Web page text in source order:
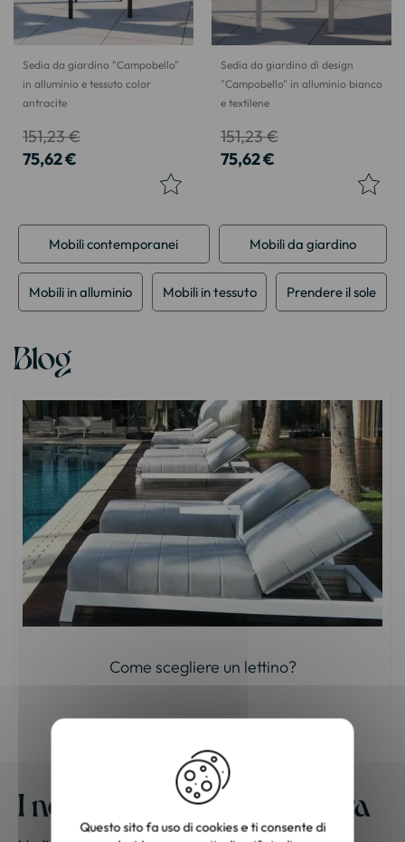
Sedia da giardino "Campobello"
in alluminio e tessuto color
antracite
75,62 €
151,23 €
Sedia da giardino di design
"Campobello" in alluminio bianco
e textilene
75,62 €
151,23 €
Mobili contemporanei Mobili da giardino
Mobili in alluminio Mobili in tessuto Prendere il sole
Blog
Come scegliere un lettino?
I nostri mobili a casa vostra
Questo sito fa uso di cookies e ti consente di